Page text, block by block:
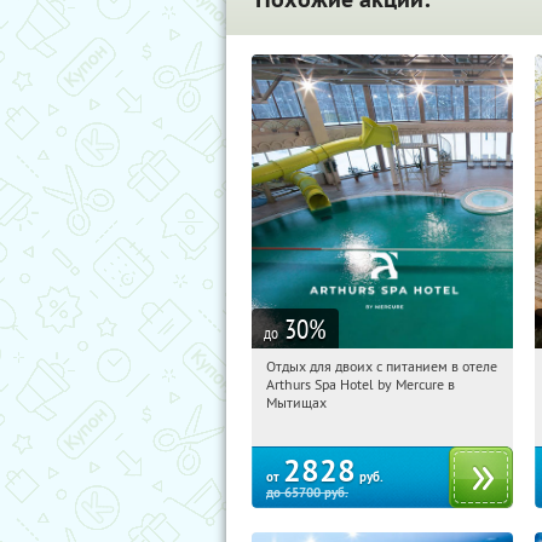
до 30%
11:11:41
Купи первым!
Московская обл., г. Мытищи, д.
Отдых для двоих с питанием в отеле
Arthurs Spa Hotel by Mercure в
Мытищах
от 2828 руб.
до65700руб.